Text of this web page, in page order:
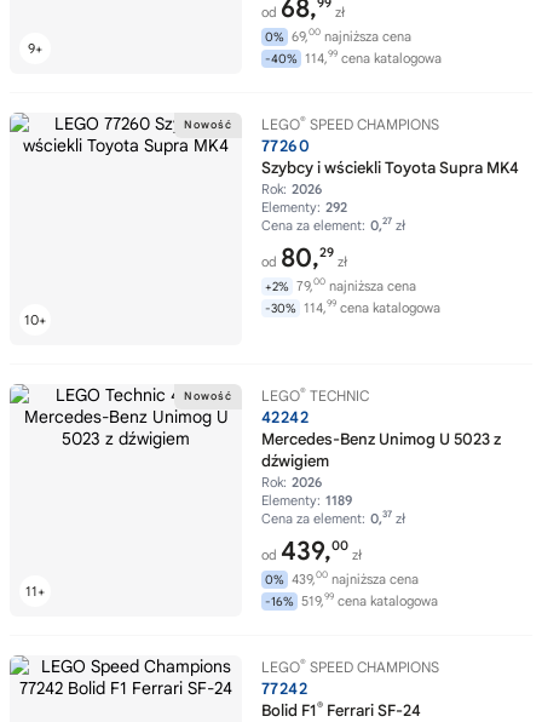
od 68, zł
0% 69,00 najniższa cena
-40% 114,99 cena katalogowa
LEGO® SPEED CHAMPIONS
77260
Szybcy i wściekli Toyota Supra MK4
Rok: 2026
Elementy: 292
Cena za element: 0,27 zł
od 80,29
zł
+2% 79,00 najniższa cena
-30% 114,99 cena katalogowa
LEGO® TECHNIC
42242
Mercedes-Benz Unimog U 5023 z
dźwigiem
Rok: 2026
Elementy: 1189
Cena za element: 0,37 zł
od 439,00
zł
0% 439,00 najniższa cena
-16% 519,99 cena katalogowa
LEGO® SPEED CHAMPIONS
77242
Bolid F1® Ferrari SF-24